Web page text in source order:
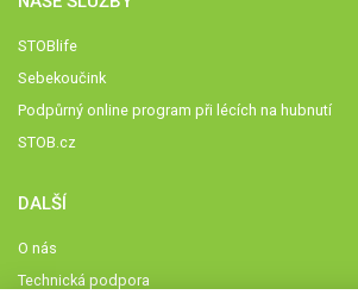
STOBlife
Sebekoučink
Podpůrný online program při lécích na hubnutí
STOB.cz
DALŠÍ
O nás
Technická podpora